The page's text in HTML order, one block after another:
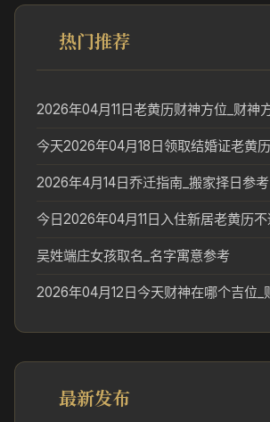
热门推荐
2026年4月14日乔迁指南_搬家择日参考
吴姓端庄女孩取名_名字寓意参考
最新发布